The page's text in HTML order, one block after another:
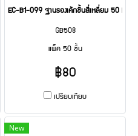
ลือง 100 Pcs
EC-B1-099 ฐานรองเค้กชิ้นสี่เหลี่ยม 50 Pcs
GB508
แพ็ค 50 ชิ้น
฿80
เปรียบเทียบ
New